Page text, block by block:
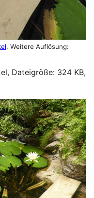
. Weitere Auflösung:
Dateigröße: 324 KB,